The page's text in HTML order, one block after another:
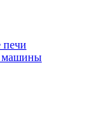
печи
машины